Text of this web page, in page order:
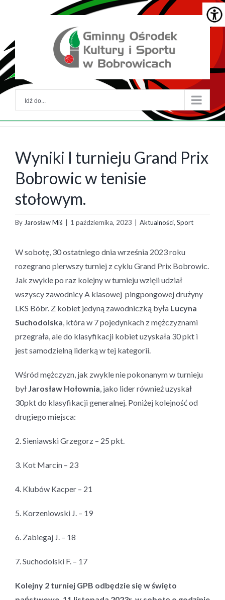
treść
główne
Idź do...
Wyniki I turnieju Grand Prix
Bobrowic w tenisie
stołowym.
By Jarosław Miś 1 października, 2023 Aktualności, Sport
W sobotę, 30 ostatniego dnia września 2023 roku
rozegrano pierwszy turniej z cyklu Grand Prix Bobrowic.
Jak zwykle po raz kolejny w turnieju wzięli udział
wszyscy zawodnicy A klasowej pingpongowej drużyny
LKS Bóbr. Z kobiet jedyną zawodniczką była Lucyna
Suchodolska, która w 7 pojedynkach z mężczyznami
przegrała, ale do klasyfikacji kobiet uzyskała 30 pkt i
jest samodzielną liderką w tej kategorii.
Wśród mężczyzn, jak zwykle nie pokonanym w turnieju
był Jarosław Hołownia, jako lider również uzyskał
30pkt do klasyfikacji generalnej. Poniżej kolejność od
drugiego miejsca:
2. Sieniawski Grzegorz – 25 pkt.
3. Kot Marcin – 23
4. Klubów Kacper – 21
5. Korzeniowski J. – 19
6. Zabiegaj J. – 18
7. Suchodolski F. – 17
Kolejny 2 turniej GPB odbędzie się w święto